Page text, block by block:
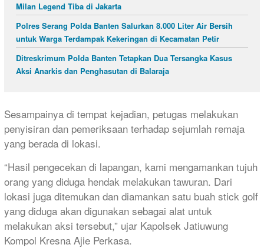
Milan Legend Tiba di Jakarta
Polres Serang Polda Banten Salurkan 8.000 Liter Air Bersih
untuk Warga Terdampak Kekeringan di Kecamatan Petir
Ditreskrimum Polda Banten Tetapkan Dua Tersangka Kasus
Aksi Anarkis dan Penghasutan di Balaraja
Sesampainya di tempat kejadian, petugas melakukan
penyisiran dan pemeriksaan terhadap sejumlah remaja
yang berada di lokasi.
“Hasil pengecekan di lapangan, kami mengamankan tujuh
orang yang diduga hendak melakukan tawuran. Dari
lokasi juga ditemukan dan diamankan satu buah stick golf
yang diduga akan digunakan sebagai alat untuk
melakukan aksi tersebut,” ujar Kapolsek Jatiuwung
Kompol Kresna Ajie Perkasa.